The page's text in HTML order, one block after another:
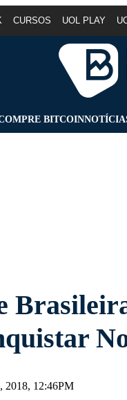
CURSOS UOL PLAY
BITCOIN
2018, 12:46PM